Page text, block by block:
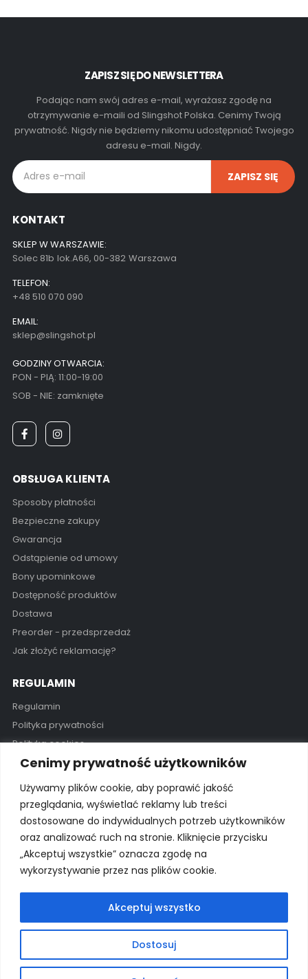
Cenimy prywatność użytkowników
Używamy plików cookie, aby poprawić jakość
przeglądania, wyświetlać reklamy lub treści
dostosowane do indywidualnych potrzeb użytkowników
oraz analizować ruch na stronie. Kliknięcie przycisku
„Akceptuj wszystkie” oznacza zgodę na
wykorzystywanie przez nas plików cookie.
Dostosuj
Akceptuj wszystko
ZAPISZ SIĘ DO NEWSLETTERA
Podając nam swój adres e-mail, wyrażasz zgodę na
otrzymywanie e-maili od Slingshot Polska. Cenimy Twoją
prywatność. Nigdy nie będziemy nikomu udostępniać Twojego
adresu e-mail. Nigdy.
KONTAKT
SKLEP W WARSZAWIE:
Solec 81b lok.A66, 00-382 Warszawa
TELEFON:
+48 510 070 090
EMAIL:
sklep@slingshot.pl
GODZINY OTWARCIA:
PON - PIĄ: 11:00-19:00
SOB - NIE: zamknięte
OBSŁUGA KLIENTA
Sposoby płatności
Bezpieczne zakupy
Gwarancja
Odstąpienie od umowy
Bony upominkowe
Dostępność produktów
Dostawa
Preorder - przedsprzedaż
Jak złożyć reklamację?
REGULAMIN
Regulamin
Polityka prywatności
Polityka cookies
Pon - Pią / 11:00 - 19:00
Polskę: proSurf Paweł Giżowski